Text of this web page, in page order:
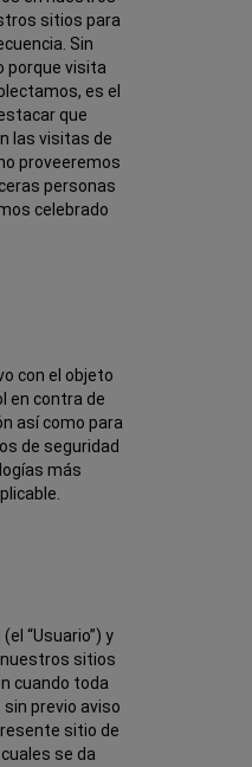
sitios para
Sin
porque visita
es el
que
las visitas de
proveeremos
personas
celebrado
con el objeto
en contra de
así como para
de seguridad
más
“Usuario”) y
nuestros sitios
cuando toda
previo aviso
sitio de
se da